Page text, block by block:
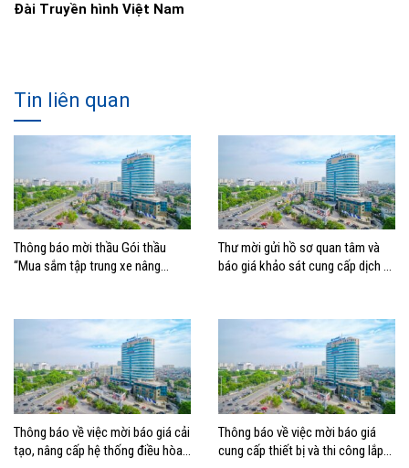
Đài Truyền hình Việt Nam
Tin liên quan
Thông báo mời thầu Gói thầu
“Mua sắm tập trung xe nâng
Thư mời gửi hồ sơ quan tâm và
báo giá khảo sát cung cấp dịch vụ
2026 – 2030, tầm nhìn 2035
Thông báo về việc mời báo giá cải
tạo, nâng cấp hệ thống điều hòa
Thông báo về việc mời báo giá
cung cấp thiết bị và thi công lắp